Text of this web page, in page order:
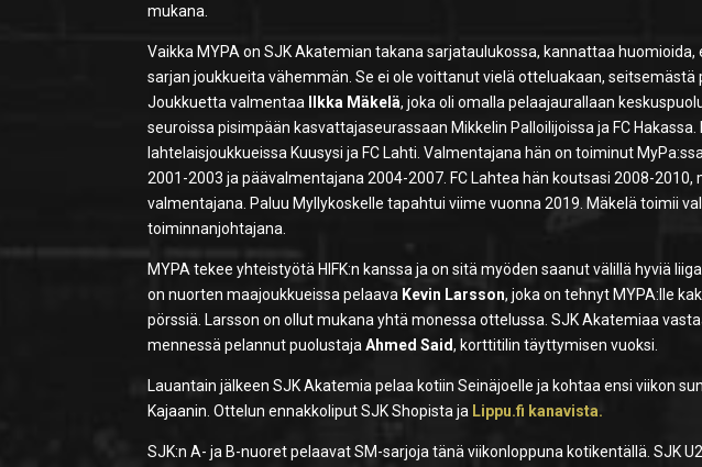
mukana.
Vaikka MYPA on SJK Akatemian takana sarjataulukossa, kannattaa
sarjan joukkueita vähemmän. Se ei ole voittanut vielä otteluakaan, seitsemästä
Joukkuetta valmentaa Ilkka Mäkelä, joka oli omalla pelaajaurallaan
seuroissa pisimpään kasvattajaseurassaan Mikkelin Palloilijoissa ja FC
lahtelaisjoukkueissa Kuusysi ja FC Lahti. Valmentajana hän on toiminut
2001-2003 ja päävalmentajana 2004-2007. FC Lahtea hän koutsasi 2008-
valmentajana. Paluu Myllykoskelle tapahtui viime vuonna 2019. Mäkelä toimii
toiminnanjohtajana.
MYPA tekee yhteistyötä HIFK:n kanssa ja on sitä myöden saanut välillä hyviä
on nuorten maajoukkueissa pelaava Kevin Larsson, joka on tehnyt MYPA:lle
pörssiä. Larsson on ollut mukana yhtä monessa ottelussa. SJK Akatemiaa
mennessä pelannut puolustajaAhmed Said, korttitilin täyttymisen vuoksi.
Lauantain jälkeen SJK Akatemia pelaa kotiin Seinäjoelle ja kohtaa ensi viikon
Kajaanin. Ottelun ennakkoliput SJK Shopista ja Lippu.fi kanavista.
SJK:n A- ja B-nuoret pelaavat SM-sarjoja tänä viikonloppuna kotikentällä. SJK